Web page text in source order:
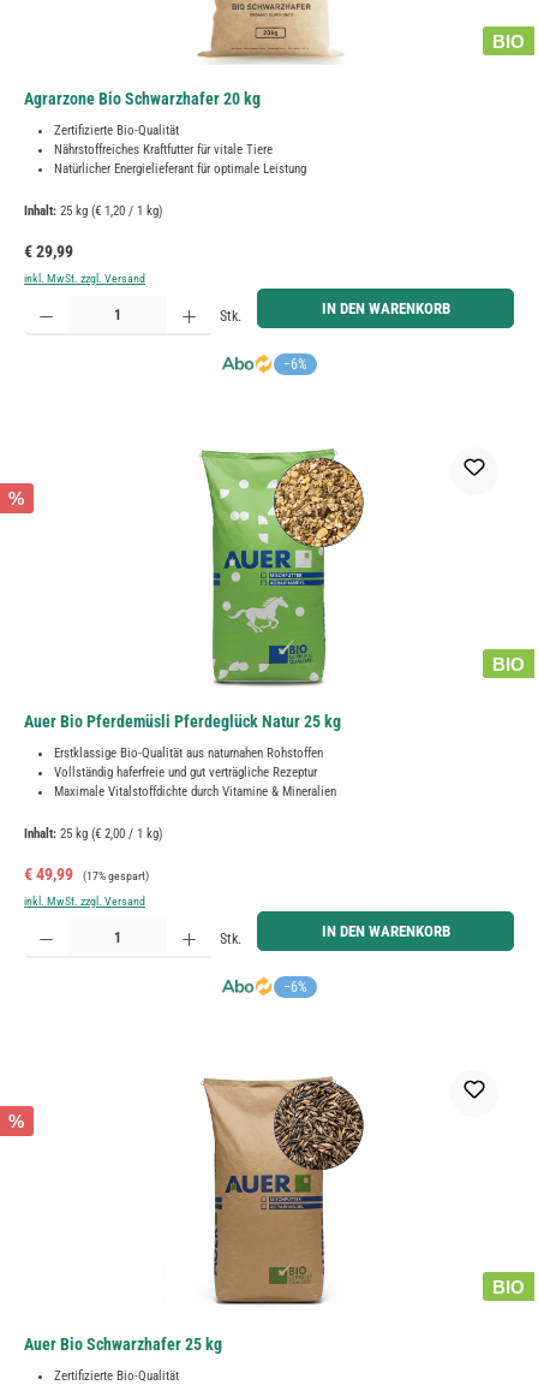
BIO
Agrarzone Bio Schwarzhafer 20 kg
Zertifizierte Bio-Qualität
Nährstoffreiches Kraftfutter für vitale Tiere
Natürlicher Energielieferant für optimale Leistung
Inhalt: 25 kg (€ 1,20 / 1 kg)
Regulärer Preis:
€ 29,99
inkl. MwSt. zzgl. Versand
−6%
Produkt Anzahl: Gib den gewünschten Wert ein oder benutze die Schaltflächen um die Anzahl zu
Stk. IN DEN WARENKORB
%
BIO
Auer Bio Pferdemüsli Pferdeglück Natur 25 kg
Erstklassige Bio-Qualität aus naturnahen Rohstoffen
Vollständig haferfreie und gut verträgliche Rezeptur
Maximale Vitalstoffdichte durch Vitamine & Mineralien
Inhalt: 25 kg (€ 2,00 / 1 kg)
Verkaufspreis:
€ 49,99 Regulärer Preis:
(17% gespart)
inkl. MwSt. zzgl. Versand
−6%
Produkt Anzahl: Gib den gewünschten Wert ein oder benutze die Schaltflächen um die Anzahl zu
Stk. IN DEN WARENKORB
%
BIO
Auer Bio Schwarzhafer 25 kg
Zertifizierte Bio-Qualität